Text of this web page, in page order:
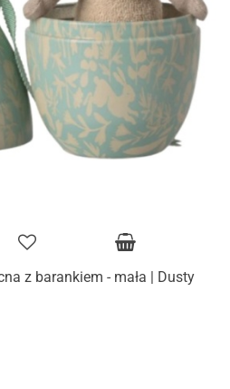
z barankiem - mała | Dusty